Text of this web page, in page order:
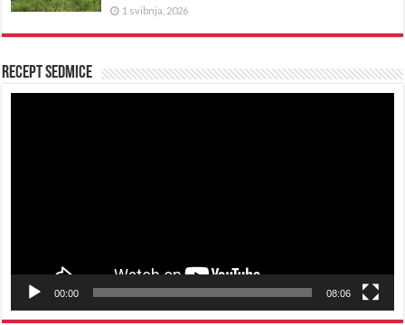
1 svibnja, 2026
Recept sedmice
00:00 08:06